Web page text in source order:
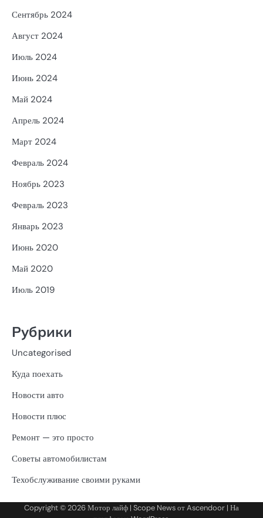
Сентябрь 2024
Август 2024
Июль 2024
Июнь 2024
Май 2024
Апрель 2024
Март 2024
Февраль 2024
Ноябрь 2023
Февраль 2023
Январь 2023
Июнь 2020
Май 2020
Июль 2019
Рубрики
Uncategorised
Куда поехать
Новости авто
Новости плюс
Ремонт — это просто
Советы автомобилистам
Техобслуживание своими руками
Copyright © 2026Мотор лайф | Scope News отAscendoor | На